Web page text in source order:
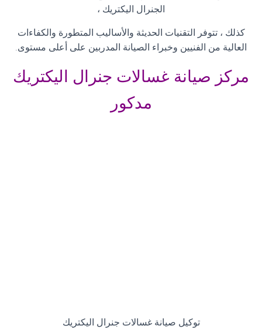
الجنرال اليكتريك ،
كذلك ، تتوفر التقنيات الحديثة والأساليب المتطورة والكفاءات
العالية من الفنيين وخبراء الصيانة المدربين على أعلى مستوى.
مركز صيانة غسالات جنرال اليكتريك
مدكور
توكيل صيانة غسالات جنرال اليكتريك